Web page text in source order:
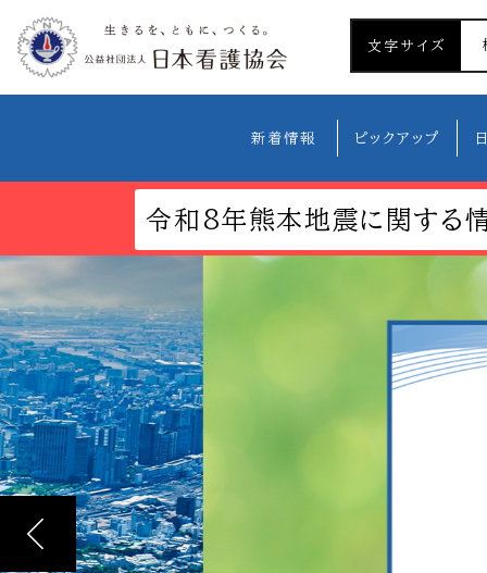
文字サイズ
新着情報 ピックアップ
令和8年熊本地震に関する